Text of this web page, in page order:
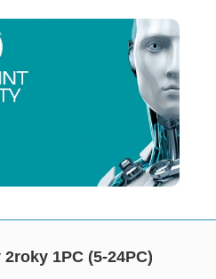
1PC (5-24PC)